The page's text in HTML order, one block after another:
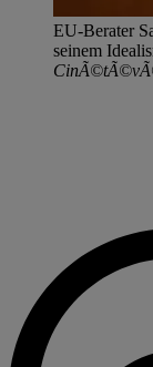
EU-Berater
seinem